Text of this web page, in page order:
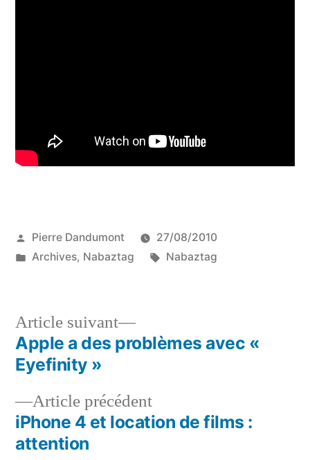
Publié
par
Pierre Dandumont
27/08/2010
Publié
Archives, Nabaztag Étiquettes :
Nabaztag
Navigation
l’article
Article précédentArticle
précédent :
iPhone 4 et location de films :
attention
Article suivant
Article
suivant :
Apple a des problèmes avec «
Eyefinity »